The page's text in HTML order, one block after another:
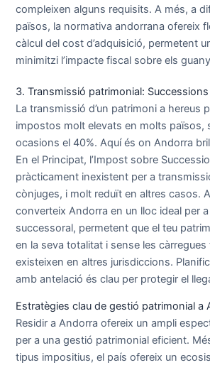
compleixen alguns requisits. A més, a
països, la normativa andorrana ofereix
càlcul del cost d’adquisició, permetent
minimitzi l’impacte fiscal sobre els
3. Transmissió patrimonial:
La transmissió d’un patrimoni a hereus
impostos molt elevats en molts països,
ocasions el 40%. Aquí és on Andorra
En el Principat, l’Impost sobre
pràcticament inexistent per a
cònjuges, i molt reduït en altres casos.
converteix Andorra en un lloc ideal per
successoral, permetent que el teu
en la seva totalitat i sense les càrregues
existeixen en altres jurisdiccions.
amb antelació és clau per protegir el
Estratègies clau de gestió patrimonial a
Residir a Andorra ofereix un ampli
per a una gestió patrimonial eficient.
tipus impositius, el país ofereix un